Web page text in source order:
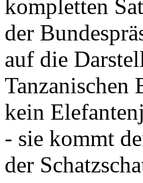
kompletten
der
auf die
Tanzanischen
kein
- sie kommt
der